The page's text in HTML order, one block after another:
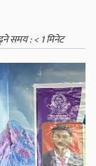
समय :< 1मिनेट